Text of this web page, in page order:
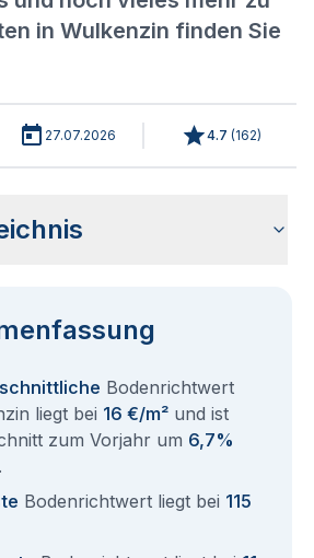
in Wulkenzin finden Sie
27.07.2026 4.7 (162)
Bodenrichtwert
liegt bei 16 €/m² und ist
zum Vorjahr um 6,7%
.
Bodenrichtwert liegt bei 115